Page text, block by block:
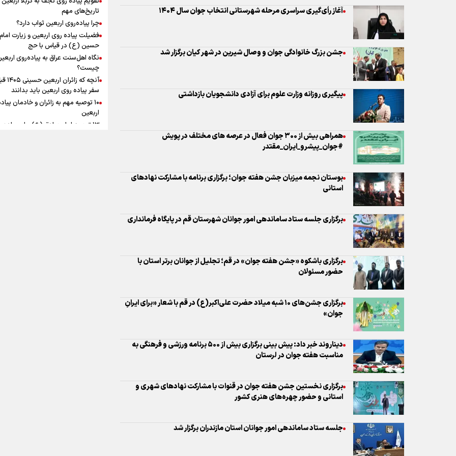
برگزاری جلسه ستاد ساماندهی امور جوانان شهرستان قم در پایگاه فرمانداری
برگزاری باشکوه «جشن هفته جوان» در قم؛ تجلیل از جوانان برتر استان با
برگزاری نخستین جشن هفته جوان در قنوات با مشارکت نهادهای شهری و
جلسه ستاد ساماندهی امور جوانان استان مازندران برگزار شد
تاکید تولیت حرم حضرت معصومه (س) بر استفاده از ظرفیت جوانان در
به زوجیت
افزوده چقدر است؟
اینفوبرنا/ سقف معافیت مالیاتی
حقوق کارکنان دولت و
در بودجه ۱۴۰۵ چقدر است؟
تاریخ‌های مهم
چرا پیاده‌روی اربعین ثواب دارد؟
فضیلت پیاده روی اربعین و زیارت امام
حسین (ع) در قیاس با حج
نگاه اهل‌سنت عراق به پیاده‌روی
چیست؟
آنچه که
سفر پیاده روی اربعین باید بدانند
۱۰ توصیه مهم به زائران و خادمان
اربعین
۱۳ توصیه امام صادق (ع) برای